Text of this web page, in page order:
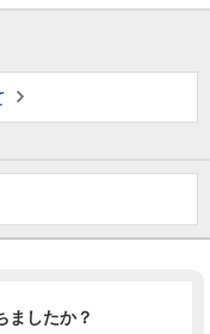
ましたか？